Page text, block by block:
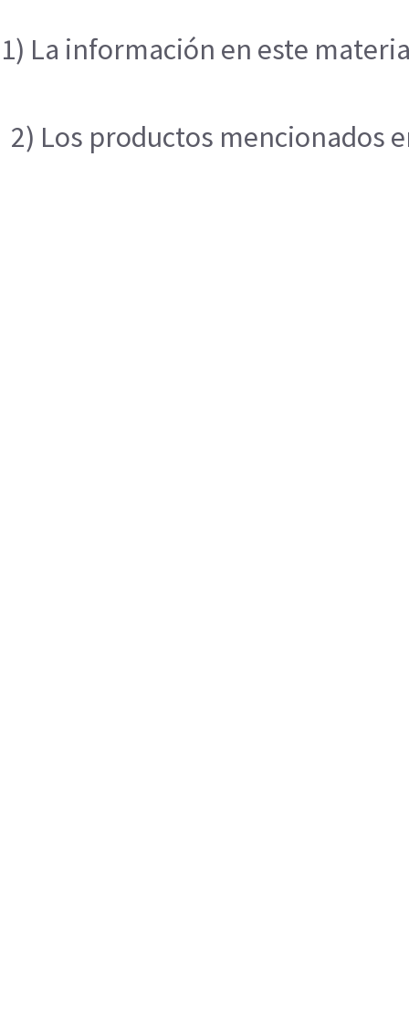
1) La información en este
2) Los productos mencionados